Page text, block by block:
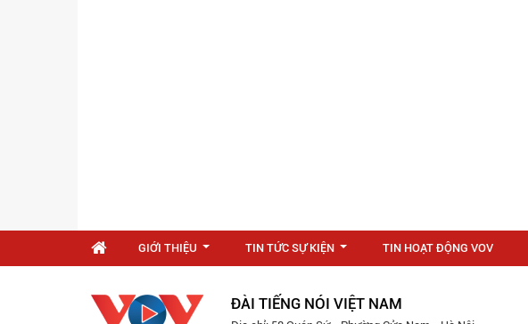
GIỚI THIỆU TIN TỨC SỰ KIỆN TIN HOẠT ĐỘNG VOV
ĐÀI TIẾNG NÓI VIỆT NAM